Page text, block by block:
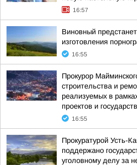
16:57
Виновный
изготовления
16:55
Прокурор
строительства и
реализуемых в
проектов и
16:55
Прокуратурой Усть-
поддержано
уголовному делу за